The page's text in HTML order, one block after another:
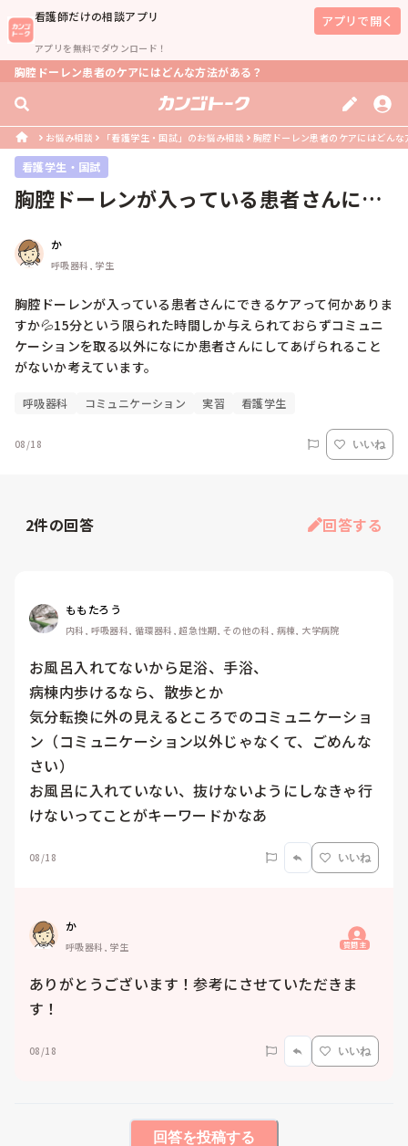
看護師だけの相談アプリ
アプリを無料でダウンロード！
アプリで開く
胸腔ドーレン患者のケアにはどんな方法がある？
お悩み相談 「看護学生・国試」のお悩み相談 胸腔ドーレン患者のケアにはどんな
看護学生・国試
胸腔ドーレンが入っている患者さんにで
か
呼吸器科, 学生
胸腔ドーレンが入っている患者さんにできるケアって何かありま
すか💦15分という限られた時間しか与えられておらずコミュニ
ケーションを取る以外になにか患者さんにしてあげられること
がないか考えています。
呼吸器科 コミュニケーション 実習 看護学生
08/18 いいね
2件の回答 回答する
ももたろう
内科, 呼吸器科, 循環器科, 超急性期, その他の科, 病棟, 大学病院
お風呂入れてないから足浴、手浴、
病棟内歩けるなら、散歩とか
気分転換に外の見えるところでのコミュニケーショ
ン（コミュニケーション以外じゃなくて、ごめんな
さい）
お風呂に入れていない、抜けないようにしなきゃ行
けないってことがキーワードかなあ
08/18 いいね
か
呼吸器科, 学生 質問主
ありがとうございます！参考にさせていただきま
す！
08/18 いいね
回答を投稿する